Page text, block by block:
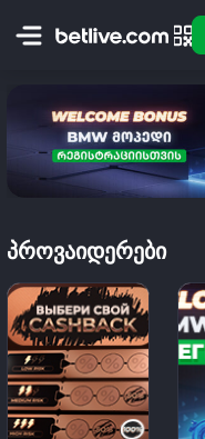
ᲞᲠᲝᲕᲐᲘᲓᲔᲠᲔᲑᲘ